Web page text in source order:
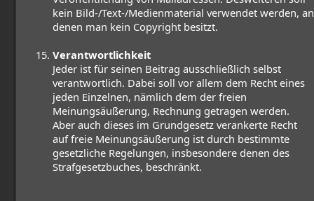
kein Bild-/Text-/Medienmaterial verwendet werden, an
denen man kein Copyright besitzt.
Verantwortlichkeit
Jeder ist für seinen Beitrag ausschließlich selbst
verantwortlich. Dabei soll vor allem dem Recht eines
jeden Einzelnen, nämlich dem der freien
Meinungsäußerung, Rechnung getragen werden.
Aber auch dieses im Grundgesetz verankerte Recht
auf freie Meinungsäußerung ist durch bestimmte
gesetzliche Regelungen, insbesondere denen des
Strafgesetzbuches, beschränkt.